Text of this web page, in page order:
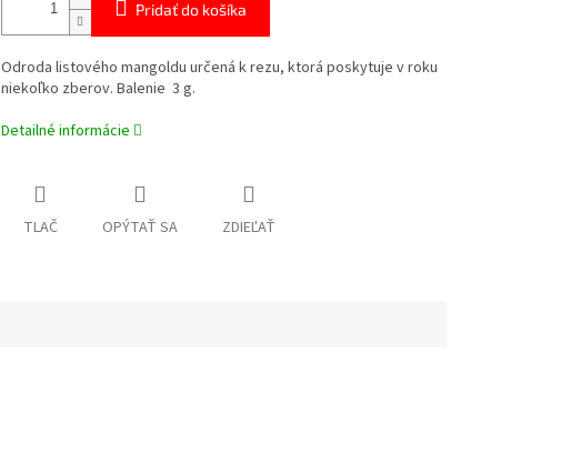
Pridať do košíka
Odroda listového mangoldu určená k rezu, ktorá poskytuje v roku
niekoľko zberov. Balenie 3 g.
Detailné informácie
TLAČ OPÝTAŤ SA ZDIEĽAŤ